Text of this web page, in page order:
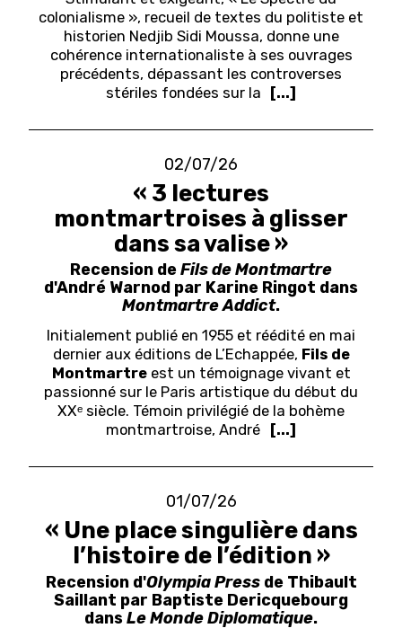
colonialisme », recueil de textes du politiste et
historien Nedjib Sidi Moussa, donne une
cohérence internationaliste à ses ouvrages
précédents, dépassant les controverses
stériles fondées sur la [...]
02/07/26
« 3 lectures
montmartroises à glisser
dans sa valise »
Recension deFils de Montmartre
d'André Warnod par Karine Ringot dans
Montmartre Addict.
Initialement publié en 1955 et réédité en mai
dernier aux éditions de L’Echappée, Fils de
Montmartreest un témoignage vivant et
passionné sur le Paris artistique du début du
XXᵉ siècle. Témoin privilégié de la bohème
montmartroise, André
[...]
01/07/26
« Une place singulière dans
l’histoire de l’édition »
Recension d'Olympia Pressde Thibault
Saillant par Baptiste Dericquebourg
dans Le Monde Diplomatique.